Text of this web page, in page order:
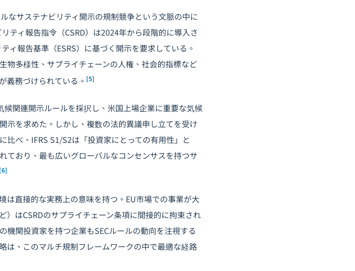
なサステナビリティ開示の規制競争という文脈の中に
ティ報告指令（CSRD）は2024年から段階的に導入さ
ィ報告基準（ESRS）に基づく開示を要求している。
物多様性、サプライチェーンの人権、社会的指標など
義務づけられている。 [5]
関連開示ルールを採択し、米国上場企業に重要な気候
示を求めた。しかし、複数の法的異議申し立てを受け
比べ、IFRS S1/S2は「投資家にとっての有用性」と
ており、最も広いグローバルなコンセンサスを持つサ
[6]
は直接的な実務上の意味を持つ。EU市場での事業が大
）はCSRDのサプライチェーン条項に間接的に拘束され
機関投資家を持つ企業もSECルールの動向を注視する
は、このマルチ規制フレームワークの中で最適な経路